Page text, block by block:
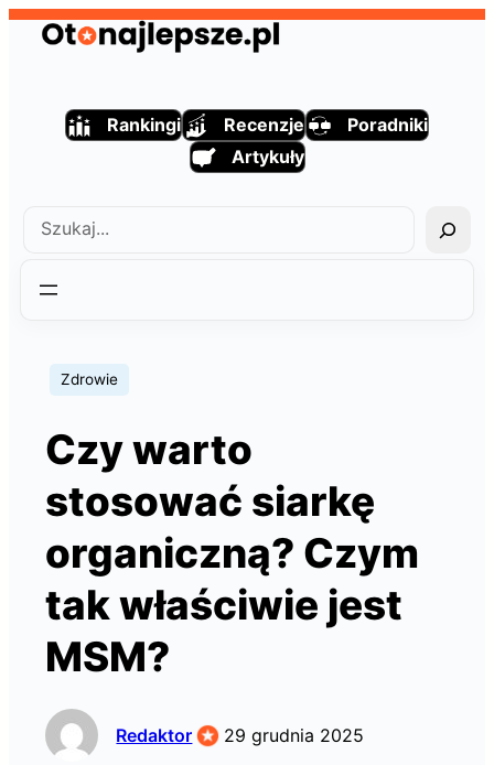
Przejdź
Rankingi Recenzje
Poradniki
Artykuły
Szukaj
Zdrowie
Czy warto
stosować siarkę
organiczną? Czym
tak właściwie jest
MSM?
Redaktor 29 grudnia 2025